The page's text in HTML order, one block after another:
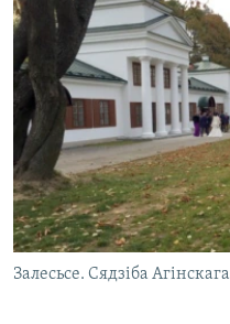
Залесьсе. Сядзіба Агінскага